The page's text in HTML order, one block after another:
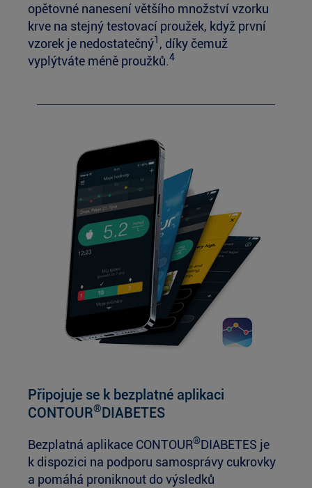
opětovné nanesení většího množství vzorku
krve na stejný testovací proužek, když první
vzorek je nedostatečný1 , díky čemuž
vyplýtváte méně proužků.4
Připojuje se k bezplatné aplikaci
CONTOUR®DIABETES
Bezplatná aplikace CONTOUR®DIABETES je
k dispozici na podporu samosprávy cukrovky
a pomáhá proniknout do výsledků